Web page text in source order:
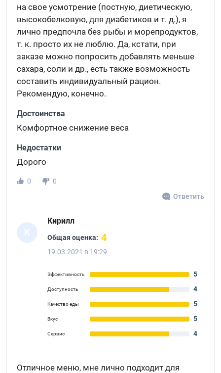
на свое усмотрение (постную, диетическую,
высокобелковую, для диабетиков и т. д.), я
лично предпочла без рыбы и морепродуктов,
т. к. просто их не люблю. Да, кстати, при
заказе можно попросить добавлять меньше
сахара, соли и др., есть также возможность
составить индивидуальный рацион.
Рекомендую, конечно.
Достоинства
Комфортное снижение веса
Недостатки
Дорого
0
0
Ответить
К
Кирилл
Общая оценка: 4
19.03.2021 в 19:29
Эффективность 5
Доступность 4
Качество еды 5
Вкус 5
Сервис 4
Отличное меню, мне лично подходит для